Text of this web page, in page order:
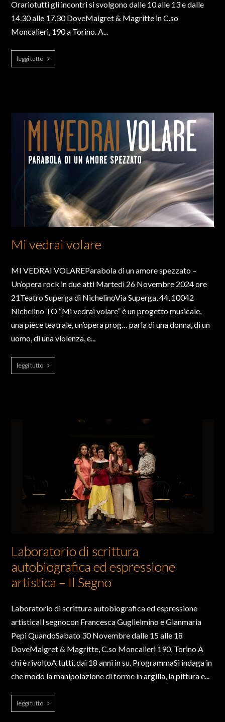
Orariotutti gli incontri si svolgono dalle 10 alle 13 e dalle
14.30 alle 17.30 DoveMaigret & Magritte in C.so
Moncalieri, 190 a Torino. A...
leggi tutto
Mi vedrai volare
MI VEDRAI VOLAREParabola di un amore spezzato –
Un’opera rock in due atti Martedì 26 Novembre 2024 ore
21Teatro Superga di NichelinoVia Superga, 44, 10042
Nichelino TO “Mi vedrai volare” è un progetto musicale,
una pièce teatrale, un’opera prog… parla di una donna, di un
uomo, di una violenza, e...
leggi tutto
Laboratorio di scrittura
autobiografica ed espressione
artistica – Il Segno
Laboratorio di scrittura autobiografica ed espressione
artisticaIl segnocon Francesca Guglielmino e Gianmaria
Pepi QuandoSabato 30 Novembre dalle 15 alle 18
DoveMaigret & Magritte, C.so Moncalieri 190, Torino A
chi è rivoltoA tutti, dai 18 anni in su. ProgrammaSi indaga in
che modo la manipolazione di forme in argilla, la pittura e...
leggi tutto